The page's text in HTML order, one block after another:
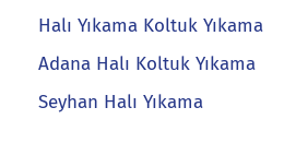
Halı Yıkama Koltuk Yıkama
Adana Halı Koltuk Yıkama
Seyhan Halı Yıkama